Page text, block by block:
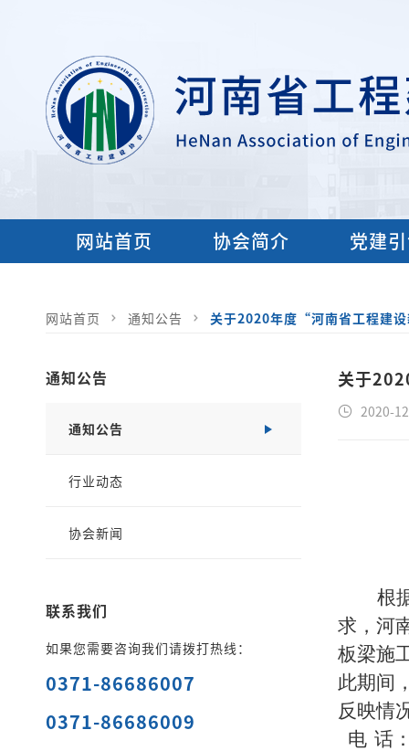
网站首页 协会简介 党建
网站首页 通知公告 关于2020年度“河南省工程建
通知公告
通知公告
行业动态
协会新闻
联系我们
如果您需要咨询我们请拨打热线：
0371-86686007
0371-86686009
关于
2020-
根
求，河
板梁施
此期间
反映情
电 话